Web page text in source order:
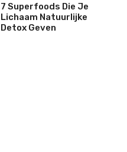
7 Superfoods Die Je
Lichaam Natuurlijke
Detox Geven